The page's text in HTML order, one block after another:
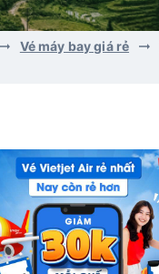
Vé máy bay giá rẻ